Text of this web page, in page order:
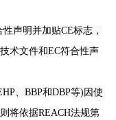
声明并加贴CE标志，
术文件和EC符合性声
、BBP和DBP等)因使
将依据REACH法规第